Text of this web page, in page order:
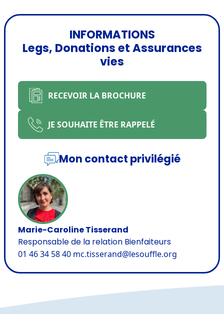
INFORMATIONS
Legs, Donations et Assurances
vies
RECEVOIR LA BROCHURE
JE SOUHAITE ÊTRE RAPPELÉ
Mon contact privilégié
Marie-Caroline Tisserand
Responsable de la relation Bienfaiteurs
01 46 34 58 40 mc.tisserand@lesouffle.org